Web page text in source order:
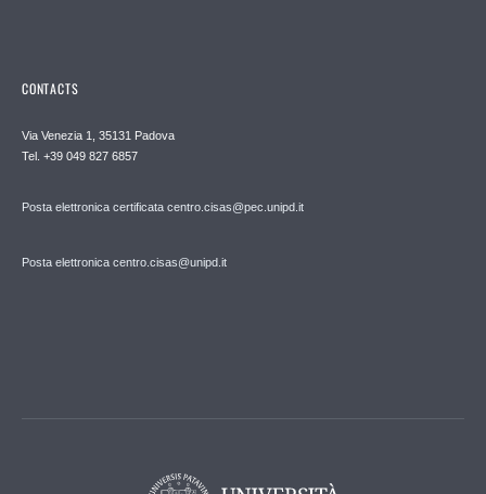
CONTACTS
Via Venezia 1, 35131 Padova
Tel. +39 049 827 6857
Posta elettronica certificata centro.cisas@pec.unipd.it
Posta elettronica centro.cisas@unipd.it